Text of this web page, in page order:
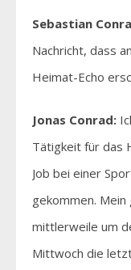
Sebastian
Nachricht, dass
Heimat-Echo
Jonas Conrad:
Tätigkeit für das
Job bei einer
gekommen.
mittlerweile um
Mittwoch die